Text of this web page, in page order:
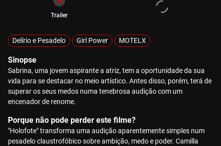
Trailer
Delírio e Pesadelo Girl Power MOTELX
Sinopse
Sabrina, uma jovem aspirante a atriz, tem a oportunidade da sua
vida para se destacar no meio artístico. Antes disso, porém, terá de
superar os seus medos numa tenebrosa audição com um
encenador de renome.
Porque não pode perder este filme?
"Holofote" transforma uma audição aparentemente simples num
pesadelo claustrofóbico sobre ambição, medo e poder. Camilla